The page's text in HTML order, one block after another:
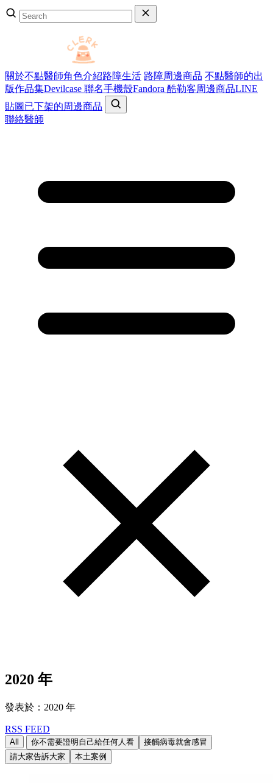
關於不點醫師角色介紹路障生活 路障周邊商品 不點醫師的出
版作品集Devilcase 聯名手機殼Fandora 酷勒客周邊商品LINE
貼圖 已下架的周邊商品
聯絡醫師
2020 年
發表於：2020 年
RSS FEED
All 你不需要證明自己給任何人看
接觸病毒就會感冒
請大家告訴大家
本土案例